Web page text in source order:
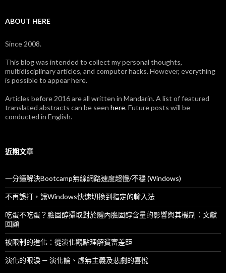
ABOUT HERE
Since 2008.
This blog was intended to collect my personal thoughts,
multidisciplinary articles, and computer hacks. However, everything
is possible to appear here.
Articles before 2016 are all written in Mandarin. A list of featured
translated abstracts can be seen here. Future posts will be
conducted in English.
近期文章
一分鐘解決Bootcamp無線網路速度超慢/不穩 (Windows)
不再誤打，讓Windows快速切換到指定的輸入法
吃蛋不吃蛋？膽固醇攝取對於體內膽固醇含量的影響與其機制：文獻
回顧
被限制的進化：從演化觀點理解貧富差距
演化的眼淚 — 演化論、虛無主義及悲劇的喜悅